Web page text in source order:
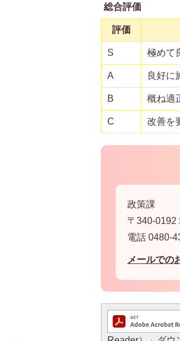
総合評価
評価
S 極めて
A 良好に
B 概ね適
C 改善を
政策課
〒340-0192
電話 0480-
メールでの